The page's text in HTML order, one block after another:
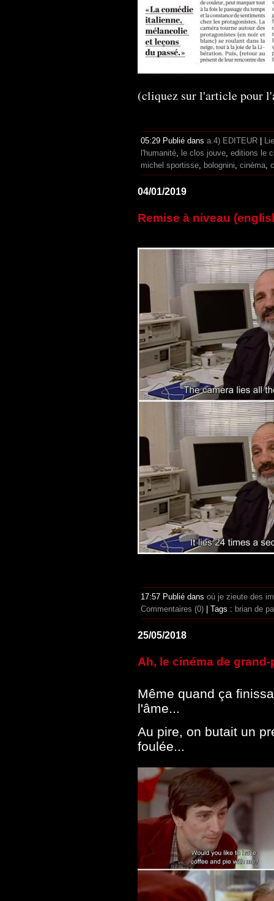
(cliquez sur l'article pour
05:29 Publié dans a.4) EDITEUR
l'humanité, le clos jouve, editions le
michel sportisse, bolognini, cinéma,
04/01/2019
Remise à niveau
17:57 Publié dans où je zieute des
Commentaires (0) | Tags : brian de
25/05/2018
Ah, le cinéma de grand-
Même quand ça
l'âme...
Au pire, on butait un
foulée...